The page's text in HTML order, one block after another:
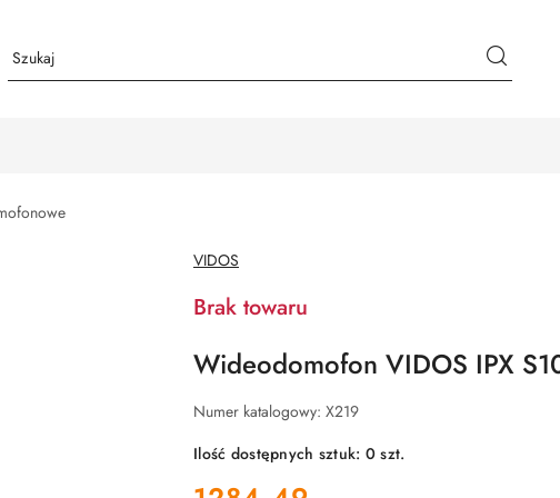
NAZWA
PRODUCENTA:
VIDOS
Brak towaru
Wideodomofon VIDOS IPX
Numer katalogowy: X219
Ilość dostępnych sztuk: 0szt.